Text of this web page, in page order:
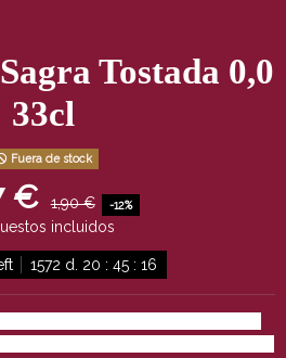
Tostada 0,0
33cl
Fuera de stock
€ 1,90 € -12%
incluidos
1572 d. 20 :45 :15